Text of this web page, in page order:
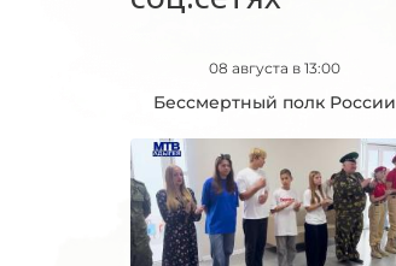
08 августа в 13:00
Бессмертный полк России